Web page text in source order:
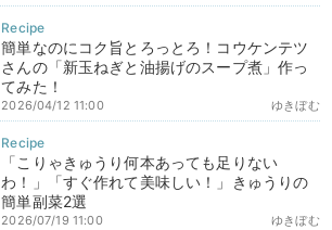
簡単なのにコク旨とろっとろ！コウケンテツ
さんの「新玉ねぎと油揚げのスープ煮」作っ
てみた！
ゆきぼむ
2026/04/12 11:00
「こりゃきゅうり何本あっても足りない
わ！」「すぐ作れて美味しい！」きゅうりの
簡単副菜2選
ゆきぼむ
2026/07/19 11:00